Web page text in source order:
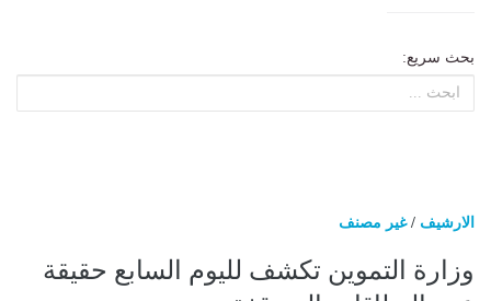
بحث سريع:
الارشيف /غير مصنف
وزارة التموين تكشف لليوم السابع ‎حقيقة